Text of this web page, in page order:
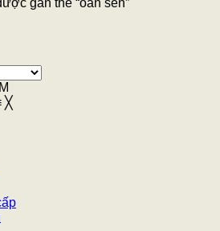
gắn thẻ “oản sen”
╳